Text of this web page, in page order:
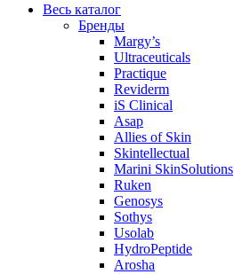
Весь каталог
Бренды
Margy’s
Ultraceuticals
Practique
Reviderm
iS Clinical
Asap
Allies of Skin
Skintellectual
Marini SkinSolutions
Ruken
Genosys
Sothys
Usolab
HydroPeptide
Arosha